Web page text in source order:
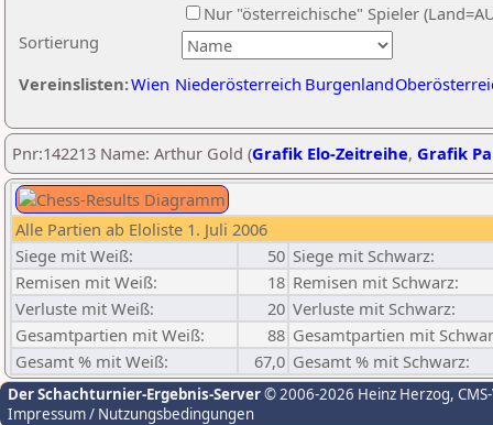
Sortierung
Nur "österreichische" Spieler
Vereinslisten:Wien Niederösterreich Burgenland
Pnr:142213 Name: Arthur Gold (Grafik Elo-Zeitreihe, Grafik
Alle Partien ab Eloliste 1. Juli 2006
Siege mit Weiß:
50 Siege mit Schwarz:
Remisen mit Weiß:
18 Remisen mit Schwarz:
Verluste mit Weiß:
20 Verluste mit Schwarz:
Gesamtpartien mit Weiß:
88 Gesamtpartien mit
Gesamt % mit Weiß:
67,0 Gesamt % mit Schwarz:
Der Schachturnier-Ergebnis-Server© 2006-2026 Heinz Herzog,
Impressum / Nutzungsbedingungen